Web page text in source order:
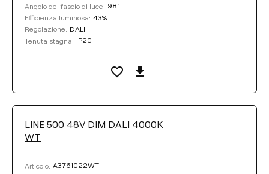
Angolo del fascio di luce: 98°
Efficienza luminosa: 43%
Regolazione: DALI
Tenuta stagna: IP20
LINE 500 48V DIM DALI 4000K
WT
Articolo: A3761022WT